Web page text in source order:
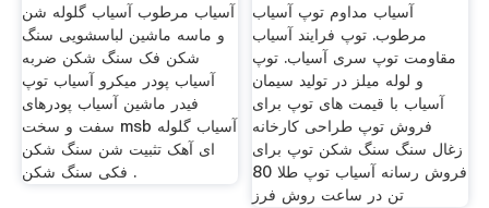
آسیاب مرطوب آسیاب گلوله شن
و ماسه ماشین لباسشویی سنگ
شکن فک سنگ شکن ضربه
آسیاب پودر میکرو آسیاب توپ
فیدر ماشین آسیاب پودرهای
سفت و سخت msb آسیاب گلوله
ای آهک تثبیت شن سنگ شکن
فکی سنگ شکن .
آسیاب مداوم توپ آسیاب
مرطوب. توپ فرایند آسیاب
مقاومت توپ سری آسیاب. توپ
و لوله میلز در تولید سیمان
آسیاب با قیمت های توپ برای
فروش توپ طراحی کارخانه
زغال سنگ سنگ شکن توپ برای
فروش رسانه آسیاب توپ طلا 80
تن در ساعت روش فرز